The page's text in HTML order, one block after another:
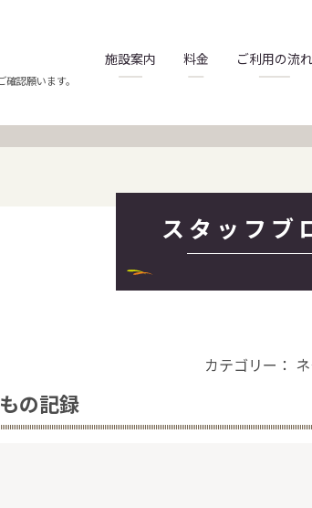
確認願います。
施設案内 料金 ご利用の流れ
スタッフブ
カテゴリー：
の記録